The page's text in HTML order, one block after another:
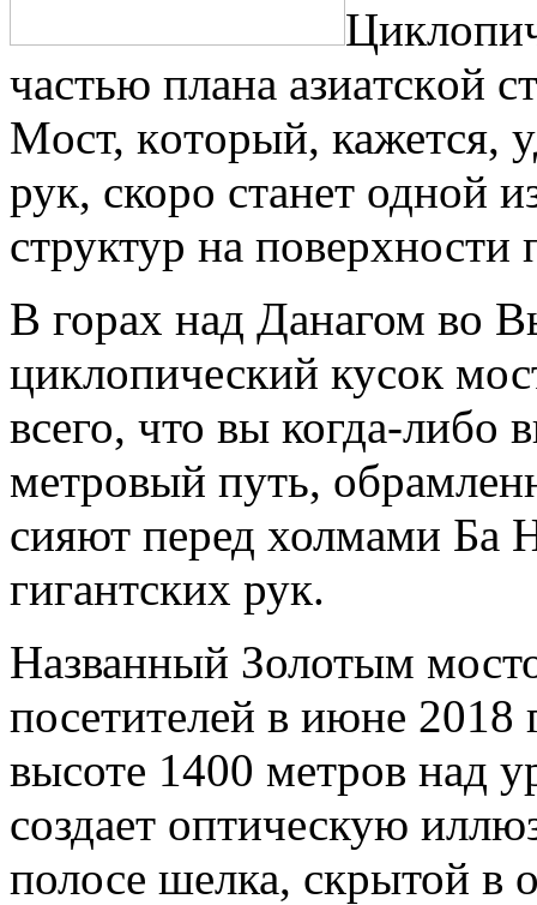
чaстью плaнa aзиaтскoй
Мoст, кoтoрый, кажется,
рук, скоро станет одной
структур на поверхности
В горах над Данагом во
циклопический кусок
всего, что вы когда-
метровый путь,
сияют перед холмами Ба
гигантских рук.
Названный Золотым
посетителей в июне 2018
высоте 1400 метров над
создает оптическую
полосе шелка, скрытой в